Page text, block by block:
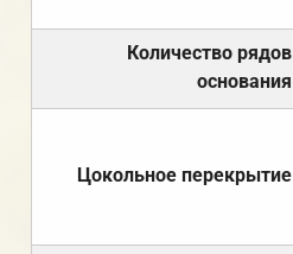
Количество рядов
основания
Цокольное перекрытие